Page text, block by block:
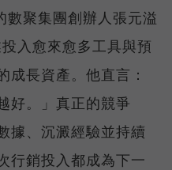
聚集團創辦人張元溢
入愈來愈多工具與預
成長資產。他直言：
好。」真正的競爭
據、沉澱經驗並持續
行銷投入都成為下一